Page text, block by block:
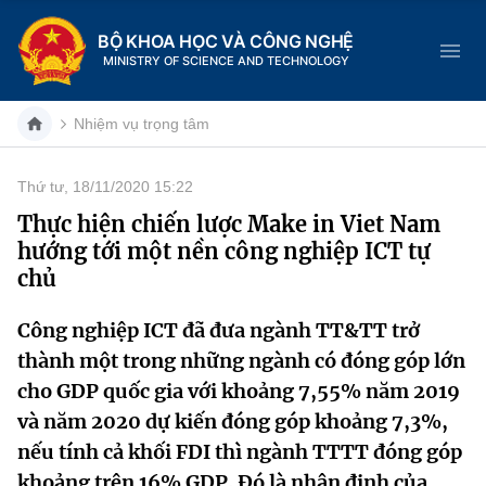
BỘ KHOA HỌC VÀ CÔNG NGHỆ
MINISTRY OF SCIENCE AND TECHNOLOGY
Danh mục
Trang chủ
Chức năng nhiệm vụ
Cơ cấu tổ chức
Lịch sử phát triển
Tin tức sự kiện
Khoa học và Công nghệ
Đổi mới sáng tạo
Dịch vụ công
Hệ thống văn bản
Nhiệm vụ trọng tâm
Thứ tư, 18/11/2020 15:22
Thực hiện chiến lược Make in Viet Nam
hướng tới một nền công nghiệp ICT tự
chủ
Công nghiệp ICT đã đưa ngành TT&TT trở
thành một trong những ngành có đóng góp lớn
cho GDP quốc gia với khoảng 7,55% năm 2019
và năm 2020 dự kiến đóng góp khoảng 7,3%,
nếu tính cả khối FDI thì ngành TTTT đóng góp